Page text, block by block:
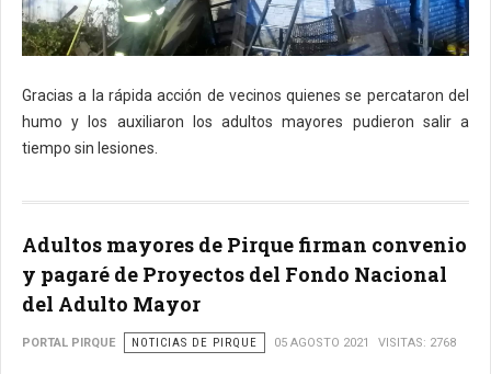
Gracias a la rápida acción de vecinos quienes se percataron del
humo y los auxiliaron los adultos mayores pudieron salir a
tiempo sin lesiones.
Adultos mayores de Pirque firman convenio
y pagaré de Proyectos del Fondo Nacional
del Adulto Mayor
PORTAL PIRQUE NOTICIAS DE PIRQUE 05 AGOSTO 2021 VISITAS: 2768